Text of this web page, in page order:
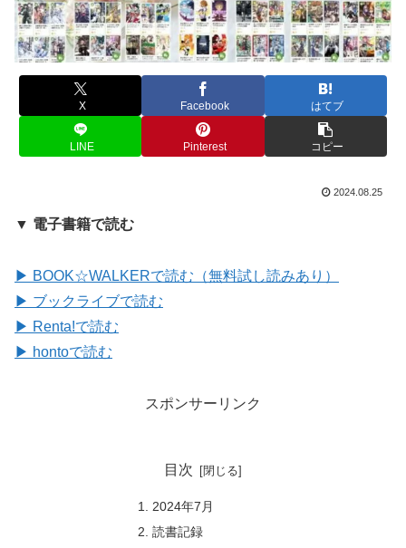
X Facebook はてブ
LINE Pinterest コピー
2024.08.25
▼ 電子書籍で読む
▶ BOOK☆WALKERで読む（無料試し読みあり）
▶ ブックライブで読む
▶ Renta!で読む
▶ hontoで読む
スポンサーリンク
目次
2024年7月
読書記録